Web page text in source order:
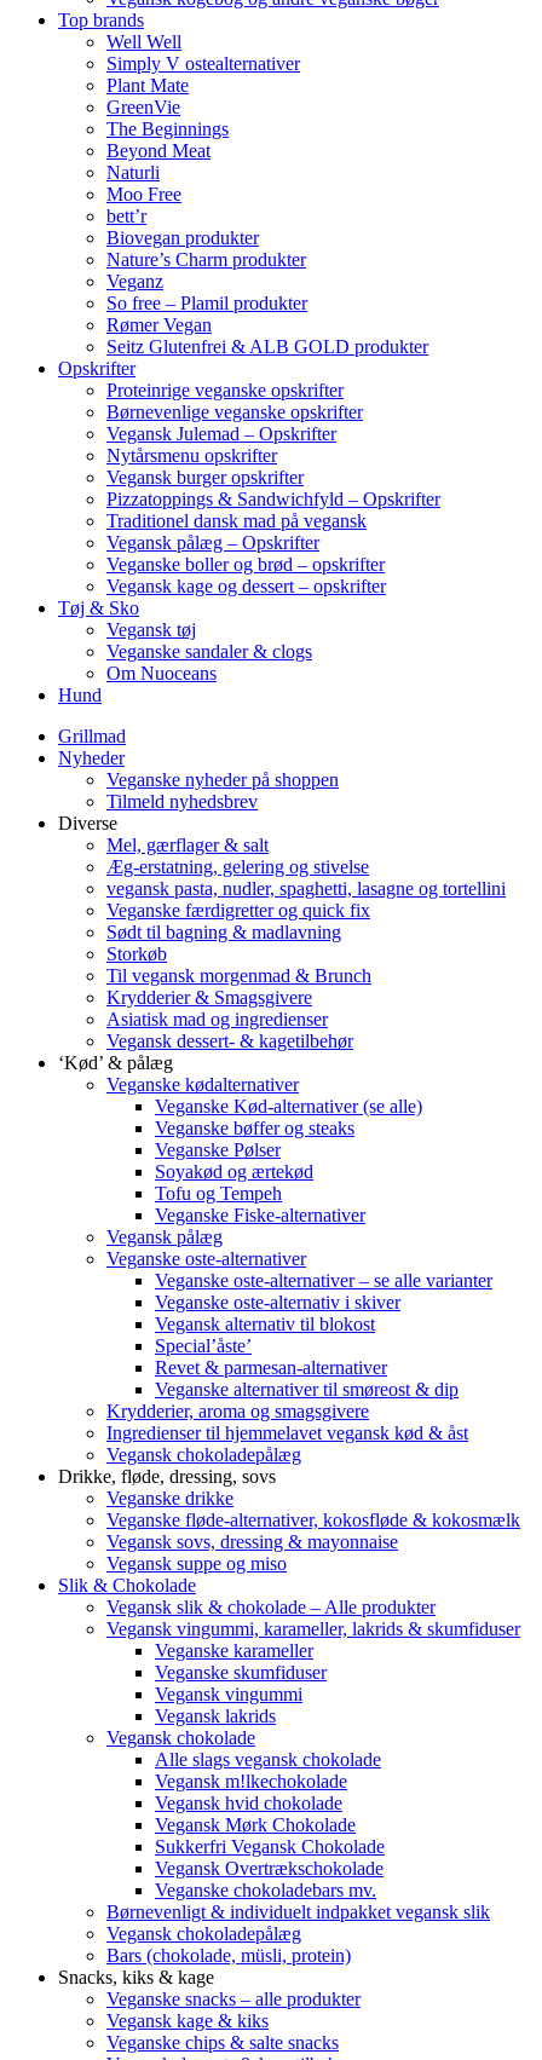
Top brands
Well Well
Simply V ostealternativer
Plant Mate
GreenVie
The Beginnings
Beyond Meat
Naturli
Moo Free
bett’r
Biovegan produkter
Nature’s Charm produkter
Veganz
So free – Plamil produkter
Rømer Vegan
Seitz Glutenfrei & ALB GOLD produkter
Opskrifter
Proteinrige veganske opskrifter
Børnevenlige veganske opskrifter
Vegansk Julemad – Opskrifter
Nytårsmenu opskrifter
Vegansk burger opskrifter
Pizzatoppings & Sandwichfyld – Opskrifter
Traditionel dansk mad på vegansk
Vegansk pålæg – Opskrifter
Veganske boller og brød – opskrifter
Vegansk kage og dessert – opskrifter
Tøj & Sko
Vegansk tøj
Veganske sandaler & clogs
Om Nuoceans
Hund
Grillmad
Nyheder
Veganske nyheder på shoppen
Tilmeld nyhedsbrev
Diverse
Mel, gærflager & salt
Æg-erstatning, gelering og stivelse
vegansk pasta, nudler, spaghetti, lasagne og tortellini
Veganske færdigretter og quick fix
Sødt til bagning & madlavning
Storkøb
Til vegansk morgenmad & Brunch
Krydderier & Smagsgivere
Asiatisk mad og ingredienser
Vegansk dessert- & kagetilbehør
‘Kød’ & pålæg
Veganske kødalternativer
Veganske Kød-alternativer (se alle)
Veganske bøffer og steaks
Veganske Pølser
Soyakød og ærtekød
Tofu og Tempeh
Veganske Fiske-alternativer
Vegansk pålæg
Veganske oste-alternativer
Veganske oste-alternativer – se alle varianter
Veganske oste-alternativ i skiver
Vegansk alternativ til blokost
Special’åste’
Revet & parmesan-alternativer
Veganske alternativer til smøreost & dip
Krydderier, aroma og smagsgivere
Ingredienser til hjemmelavet vegansk kød & åst
Vegansk chokoladepålæg
Drikke, fløde, dressing, sovs
Veganske drikke
Veganske fløde-alternativer, kokosfløde & kokosmælk
Vegansk sovs, dressing & mayonnaise
Vegansk suppe og miso
Slik & Chokolade
Vegansk slik & chokolade – Alle produkter
Vegansk vingummi, karameller, lakrids & skumfiduser
Veganske karameller
Veganske skumfiduser
Vegansk vingummi
Vegansk lakrids
Vegansk chokolade
Alle slags vegansk chokolade
Vegansk m!lkechokolade
Vegansk hvid chokolade
Vegansk Mørk Chokolade
Sukkerfri Vegansk Chokolade
Vegansk Overtrækschokolade
Veganske chokoladebars mv.
Børnevenligt & individuelt indpakket vegansk slik
Vegansk chokoladepålæg
Bars (chokolade, müsli, protein)
Snacks, kiks & kage
Veganske snacks – alle produkter
Vegansk kage & kiks
Veganske chips & salte snacks